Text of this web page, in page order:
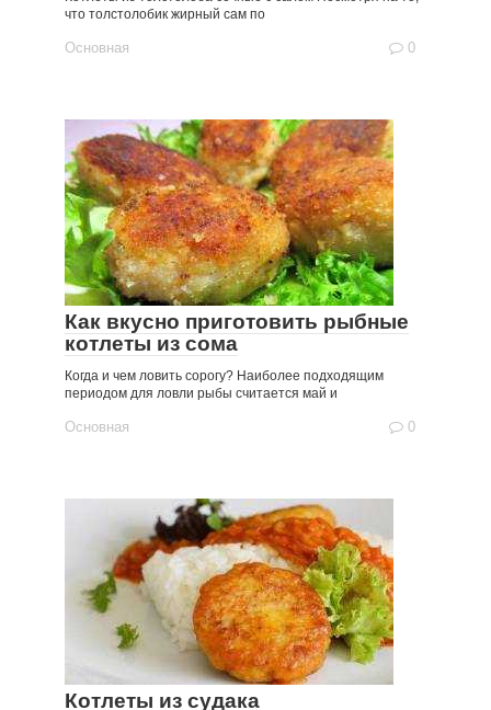
что толстолобик жирный сам по
Основная 0
Как вкусно приготовить рыбные
котлеты из сома
Когда и чем ловить сорогу? Наиболее подходящим
периодом для ловли рыбы считается май и
Основная 0
Котлеты из судака